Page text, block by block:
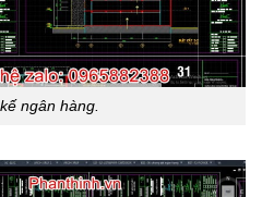
ngân hàng.